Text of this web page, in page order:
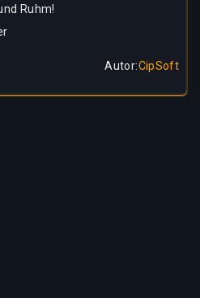
Ruhm!
Autor:CipSoft